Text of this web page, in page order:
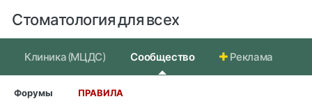
Стоматология для всех
Клиника (МЦДС) Сообщество
Форумы ПРАВИЛА
Реклама